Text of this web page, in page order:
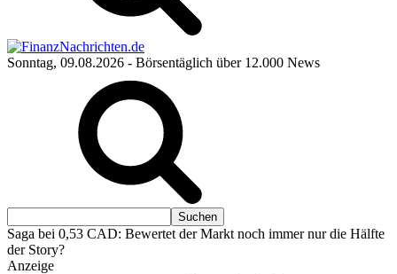
Sonntag, 09.08.2026 - Börsentäglich über 12.000 News
Saga bei 0,53 CAD: Bewertet der Markt noch immer nur die Hälfte
der Story?
Anzeige